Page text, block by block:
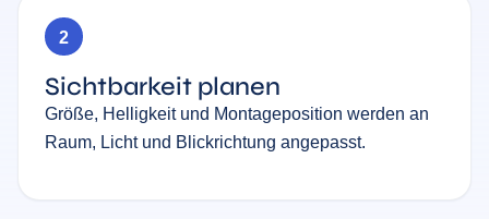
2
Sichtbarkeit planen
Größe, Helligkeit und Montageposition werden an
Raum, Licht und Blickrichtung angepasst.